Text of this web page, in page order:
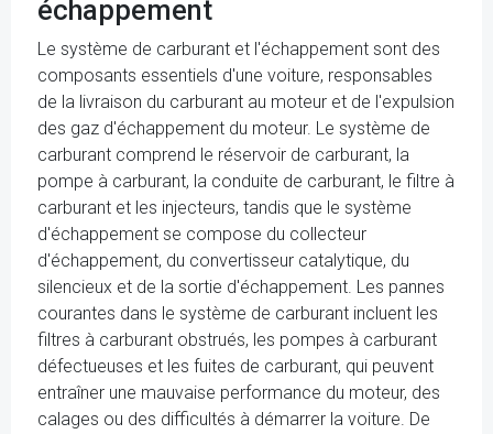
échappement
Le système de carburant et l'échappement sont des
composants essentiels d'une voiture, responsables
de la livraison du carburant au moteur et de l'expulsion
des gaz d'échappement du moteur. Le système de
carburant comprend le réservoir de carburant, la
pompe à carburant, la conduite de carburant, le filtre à
carburant et les injecteurs, tandis que le système
d'échappement se compose du collecteur
d'échappement, du convertisseur catalytique, du
silencieux et de la sortie d'échappement. Les pannes
courantes dans le système de carburant incluent les
filtres à carburant obstrués, les pompes à carburant
défectueuses et les fuites de carburant, qui peuvent
entraîner une mauvaise performance du moteur, des
calages ou des difficultés à démarrer la voiture. De